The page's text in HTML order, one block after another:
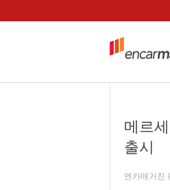
메르
출시
엔카매거진